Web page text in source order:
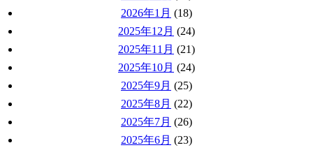
2026年1月 (18)
2025年12月 (24)
2025年11月 (21)
2025年10月 (24)
2025年9月 (25)
2025年8月 (22)
2025年7月 (26)
2025年6月 (23)